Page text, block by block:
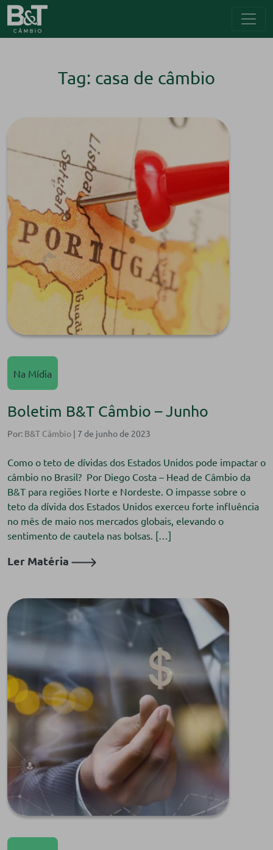
Tag: casa de câmbio
Na Mídia
Boletim B&T Câmbio – Junho
Por: B&T Câmbio | 7 de junho de 2023
Como o teto de dívidas dos Estados Unidos pode impactar o
câmbio no Brasil? Por Diego Costa – Head de Câmbio da
B&T para regiões Norte e Nordeste. O impasse sobre o
teto da dívida dos Estados Unidos exerceu forte influência
no mês de maio nos mercados globais, elevando o
sentimento de cautela nas bolsas. […]
Ler Matéria